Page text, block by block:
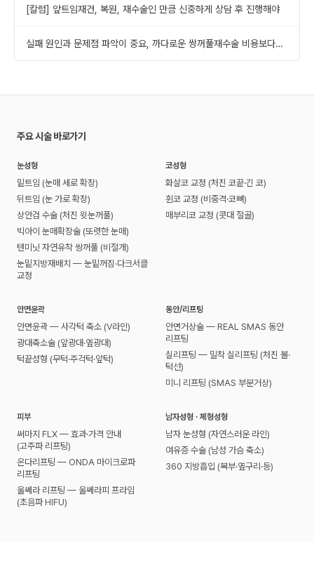
[칼럼] 앞트임재건, 복원, 재수술인 만큼 신중하게 상담 후 진행해야
실패 원인과 문제점 파악이 중요, 까다로운 쌍꺼풀재수술 비용보다
주요 시술 바로가기
눈성형
밑트임 (눈매 세로 확장)
뒤트임 (눈 가로 확장)
상안검 수술 (처진 윗눈꺼풀)
빅아이 눈매확장술 (또렷한 눈매)
텐미닛 자연유착 쌍꺼풀 (비절개)
눈밑지방재배치 — 눈밑꺼짐·다크서클
교정
코성형
화살코 교정 (처진 코끝·긴 코)
휜코 교정 (비중격·코뼈)
매부리코 교정 (콧대 절골)
안면윤곽
안면윤곽 — 사각턱 축소 (V라인)
광대축소술 (앞광대·옆광대)
턱끝성형 (무턱·주걱턱·앞턱)
동안/리프팅
안면거상술 — REAL SMAS 동안
리프팅
실리프팅 — 밀착 실리프팅 (처진 볼·
턱선)
미니 리프팅 (SMAS 부분거상)
피부
써마지 FLX — 효과·가격 안내
(고주파 리프팅)
온다리프팅 — ONDA 마이크로파
리프팅
울쎄라 리프팅 — 울쎄라피 프라임
(초음파 HIFU)
남자성형 · 체형성형
남자 눈성형 (자연스러운 라인)
여유증 수술 (남성 가슴 축소)
360 지방흡입 (복부·옆구리·등)